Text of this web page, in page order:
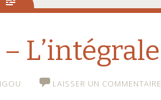
L’intégrale
LAISSER UN COMMENTAIRE